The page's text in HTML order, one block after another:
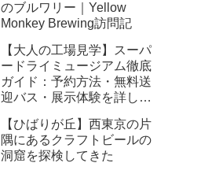
のブルワリー｜Yellow
Monkey Brewing訪問記
【大人の工場見学】スーパ
ードライミュージアム徹底
ガイド：予約方法・無料送
迎バス・展示体験を詳しく
【ひばりが丘】西東京の片
隅にあるクラフトビールの
洞窟を探検してきた